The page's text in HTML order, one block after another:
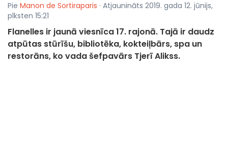
Pie Manon de Sortiraparis · Atjaunināts 2019. gada 12. jūnijs,
plksten 15:21
Flanelles ir jaunā viesnīca 17. rajonā. Tajā ir daudz
atpūtas stūrīšu, bibliotēka, kokteiļbārs, spa un
restorāns, ko vada šefpavārs Tjerī Alikss.